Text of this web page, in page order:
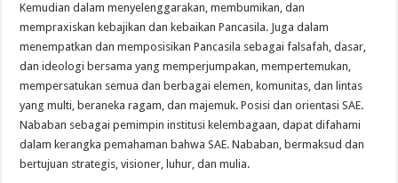
Kemudian dalam menyelenggarakan, membumikan, dan
mempraxiskan kebajikan dan kebaikan Pancasila. Juga dalam
menempatkan dan memposisikan Pancasila sebagai falsafah, dasar,
dan ideologi bersama yang memperjumpakan, mempertemukan,
mempersatukan semua dan berbagai elemen, komunitas, dan lintas
yang multi, beraneka ragam, dan majemuk. Posisi dan orientasi SAE.
Nababan sebagai pemimpin institusi kelembagaan, dapat difahami
dalam kerangka pemahaman bahwa SAE. Nababan, bermaksud dan
bertujuan strategis, visioner, luhur, dan mulia.